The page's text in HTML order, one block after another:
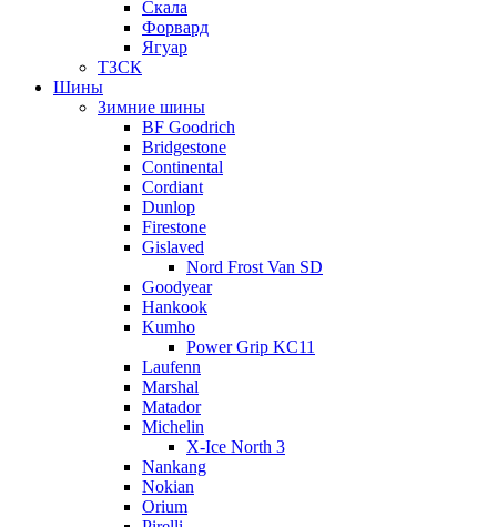
Скала
Форвард
Ягуар
ТЗСК
Шины
Зимние шины
BF Goodrich
Bridgestone
Continental
Cordiant
Dunlop
Firestone
Gislaved
Nord Frost Van SD
Goodyear
Hankook
Kumho
Power Grip KC11
Laufenn
Marshal
Matador
Michelin
X-Ice North 3
Nankang
Nokian
Orium